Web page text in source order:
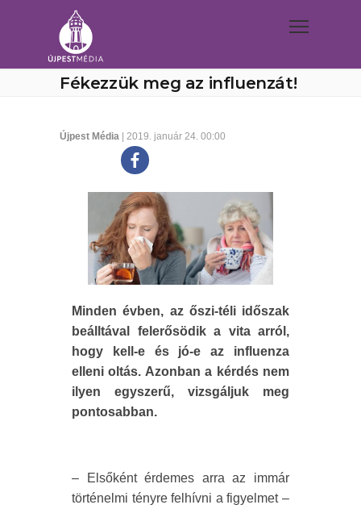
Fékezzük meg az influenzát!
Újpest Média | 2019. január 24. 00:00
Minden évben, az őszi-téli időszak
beálltával felerősödik a vita arról,
hogy kell-e és jó-e az influenza
elleni oltás. Azonban a kérdés nem
ilyen egyszerű, vizsgáljuk meg
pontosabban.
– Elsőként érdemes arra az immár
történelmi tényre felhívni a figyelmet –